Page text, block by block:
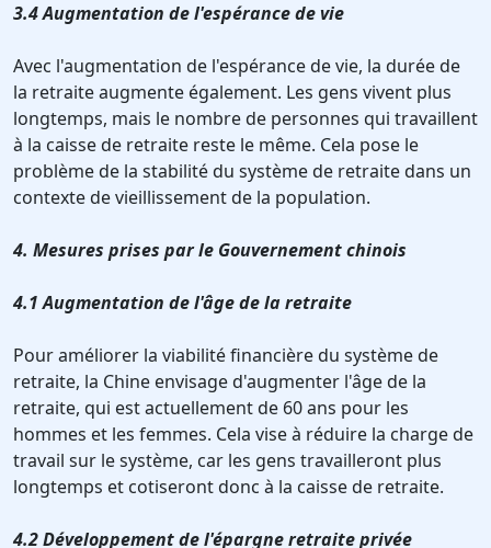
3.4 Augmentation de l'espérance de vie
Avec l'augmentation de l'espérance de vie, la durée de
la retraite augmente également. Les gens vivent plus
longtemps, mais le nombre de personnes qui travaillent
à la caisse de retraite reste le même. Cela pose le
problème de la stabilité du système de retraite dans un
contexte de vieillissement de la population.
4. Mesures prises par le Gouvernement chinois
4.1 Augmentation de l'âge de la retraite
Pour améliorer la viabilité financière du système de
retraite, la Chine envisage d'augmenter l'âge de la
retraite, qui est actuellement de 60 ans pour les
hommes et les femmes. Cela vise à réduire la charge de
travail sur le système, car les gens travailleront plus
longtemps et cotiseront donc à la caisse de retraite.
4.2 Développement de l'épargne retraite privée